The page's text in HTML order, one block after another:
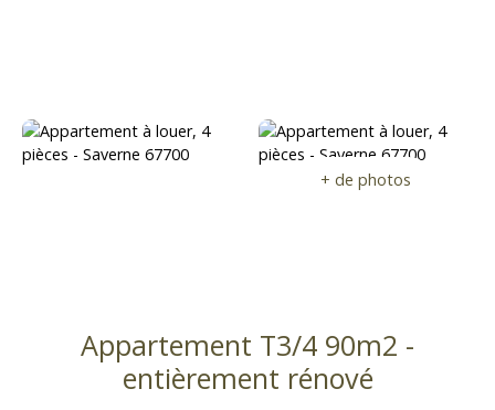
+ de photos
Appartement T3/4 90m2 -
entièrement rénové